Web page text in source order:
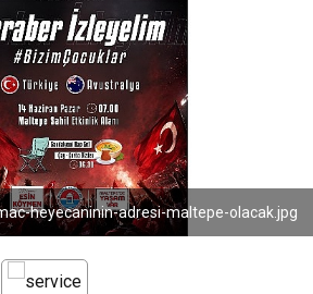
heyecaninin-adresi-maltepe-olacak.jpg